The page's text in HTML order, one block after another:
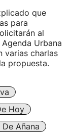
que
para
al
Urbana
varias charlas
propuesta.
Hoy
Añana